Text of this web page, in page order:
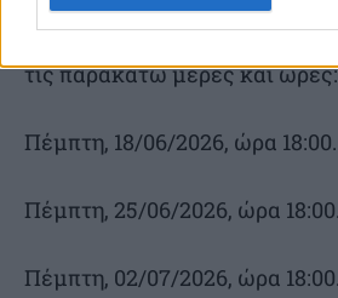
Ξεναγήσεις στην έκθεση θα
τις παρακάτω μέρες και ώρες:
Πέμπτη, 18/06/2026, ώρα 18:00.
Πέμπτη, 25/06/2026, ώρα 18:00.
Πέμπτη, 02/07/2026, ώρα 18:00.